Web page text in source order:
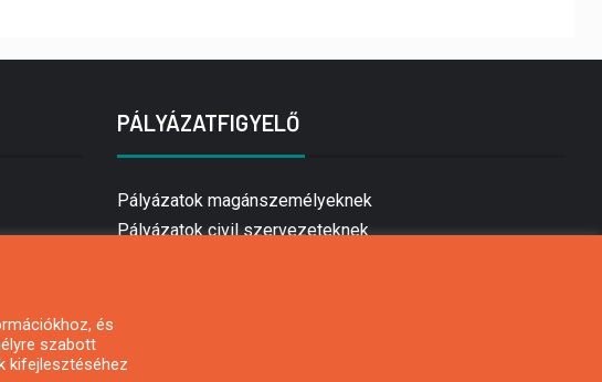
PÁLYÁZATFIGYELŐ
Pályázatok magánszemélyeknek
Pályázatok civil szervezeteknek
és
szabott
kifejlesztéséhez